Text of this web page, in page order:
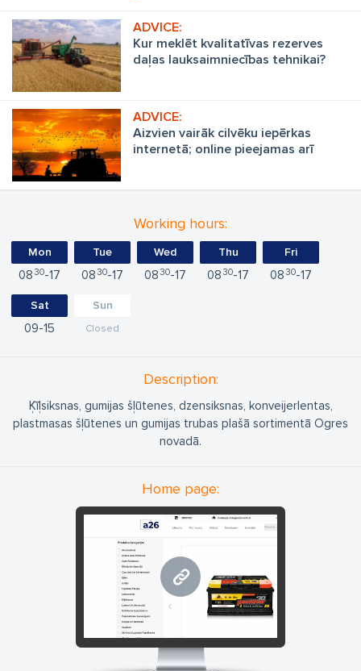
Kur meklēt kvalitatīvas rezerves
daļas lauksaimniecības tehnikai?
Aizvien vairāk cilvēku iepērkas
internetā; online pieejamas arī
Working hours:
Mon
08 30 17
Tue
08 30 17
Wed
08 30 17
Thu
08 30 17
Fri
08 30 17
Sat
09 15
Sun
Closed
Description:
Ķīļsiksnas, gumijas šļūtenes, dzensiksnas, konveijerlentas,
plastmasas šļūtenes un gumijas trubas plašā sortimentā Ogres
novadā.
Home page:
www.a26.lv